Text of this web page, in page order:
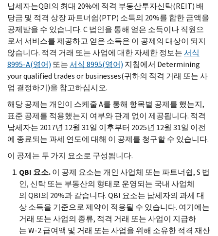
납세자는QBI의 최대 20%에 적격 부동산투자신탁(REIT) 배
당금 및 적격 상장 파트너쉽(PTP) 소득의 20%를 합한 금액을
공제받을 수 있습니다.C법인을 통해 얻은 소득이나 직원으
로서 서비스를 제공하고 얻은 소득은 이 공제의 대상이 되지
않습니다. 적격 거래 또는 사업에 대한 자세한 정보는서식
8995-A(영어) 또는서식 8995(영어) 지침에서 Determining
your qualified trades or businesses(귀하의 적격 거래 또는 사
업 결정하기)을 참고하십시오.
해당 공제는 개인이 스케줄A를 통해 항목별 공제를 했는지,
표준 공제를 적용했는지 여부와 관계 없이 제공됩니다. 적격
납세자는 2017년 12월 31일 이후부터 2025년 12월 31일 이전
에 종료되는 과세 연도에 대해 이 공제를 청구할 수 있습니다.
이 공제는 두 가지 요소로 구성됩니다.
QBI 요소.이 공제 요소는 개인 사업체 또는 파트너쉽,S 법
인, 신탁 또는 부동산의 형태로 운영되는 국내 사업체
의 QBI의 20%과 같습니다.QBI 요소는 납세자의 과세 대
상 소득을 기준으로 제약이 적용될 수 있습니다. 여기에는
거래 또는 사업의 종류, 적격 거래 또는 사업이 지급하
는W-2 급여액 및 거래 또는 사업을 위해 소유한 적격 재산